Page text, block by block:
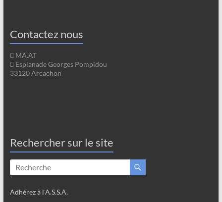
Contactez nous
MA.AT
Esplanade Georges Pompidou
33120 Arcachon
Rechercher sur le site
Adhérez à l'A.S.S.A.